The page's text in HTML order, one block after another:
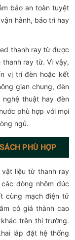
bảo an toàn tuyệt
hành, bảo trì hay
thanh ray từ được
ray từ. Vì vậy,
vị trí đèn hoặc kết
gian chung, đèn
nghệ thuật hay đèn
phù hợp với mọi
ngủ.
PHÙ HỢP
vật liệu từ thanh ray
dòng nhôm đúc
cùng mạch điện tử
có giá thành cao
trên thị trường.
lắp đặt hệ thống